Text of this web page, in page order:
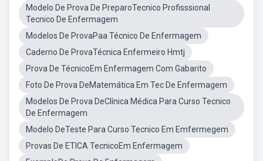
Modelo De Prova De PreparoTecnico Profisssional
Tecnico De Enfermagem
Modelos De ProvaPaa Técnico De Enfermagem
Caderno De ProvaTécnica Enfermeiro Hmtj
Prova De TécnicoEm Enfermagem Com Gabarito
Foto De Prova DeMatemática Em Tec De Enfermagem
Modelos De Prova DeClínica Médica Para Curso Tecnico
De Enfermagem
Modelo DeTeste Para Curso Tecnico Em Emfermegem
Provas De ETICA TecnicoEm Enfermagem